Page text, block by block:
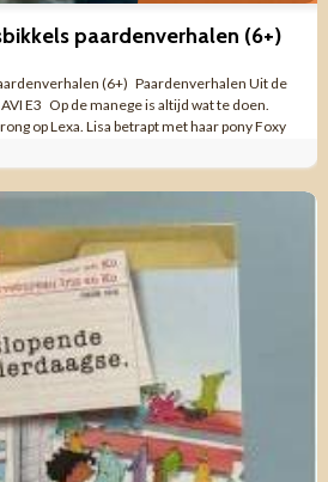
paardenverhalen (6+)
(6+) Paardenverhalen Uit de
E3 Op de manege is altijd wat te doen.
op Lexa. Lisa betrapt met haar pony Foxy